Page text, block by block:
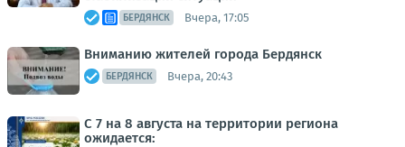
БЕРДЯНСК Вчера, 17:05
Вниманию жителей города Бердянск
БЕРДЯНСК Вчера, 20:43
С 7 на 8 августа на территории региона
ожидается: